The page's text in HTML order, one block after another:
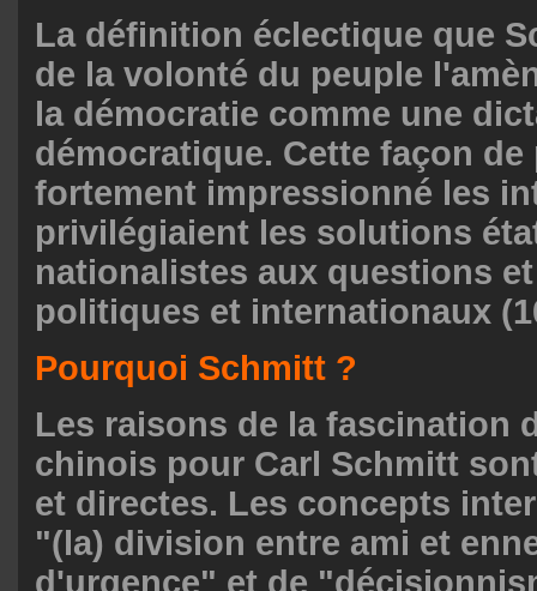
La définition éclectique que
de la volonté du peuple
la démocratie comme une
démocratique. Cette façon de
fortement impressionné les
privilégiaient les solutions
nationalistes aux questions
politiques et internationaux
Pourquoi Schmitt ?
Les raisons de la fascination
chinois pour Carl Schmitt
et directes. Les concepts
"(la) division entre ami et
d'urgence" et de